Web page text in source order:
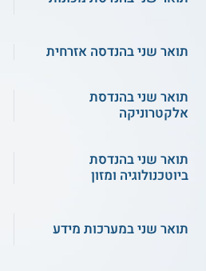
תואר שני בהנדסה אזרחית
תואר שני בהנדסת
אלקטרוניקה
תואר שני בהנדסת
ביוטכנולוגיה ומזון
תואר שני במערכות מידע